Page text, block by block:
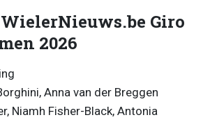
Giro
2026
Anna van der Breggen
Niamh Fisher-Black, Antonia